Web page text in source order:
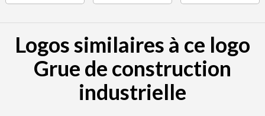
Logos similaires à ce logo
Grue de construction
industrielle